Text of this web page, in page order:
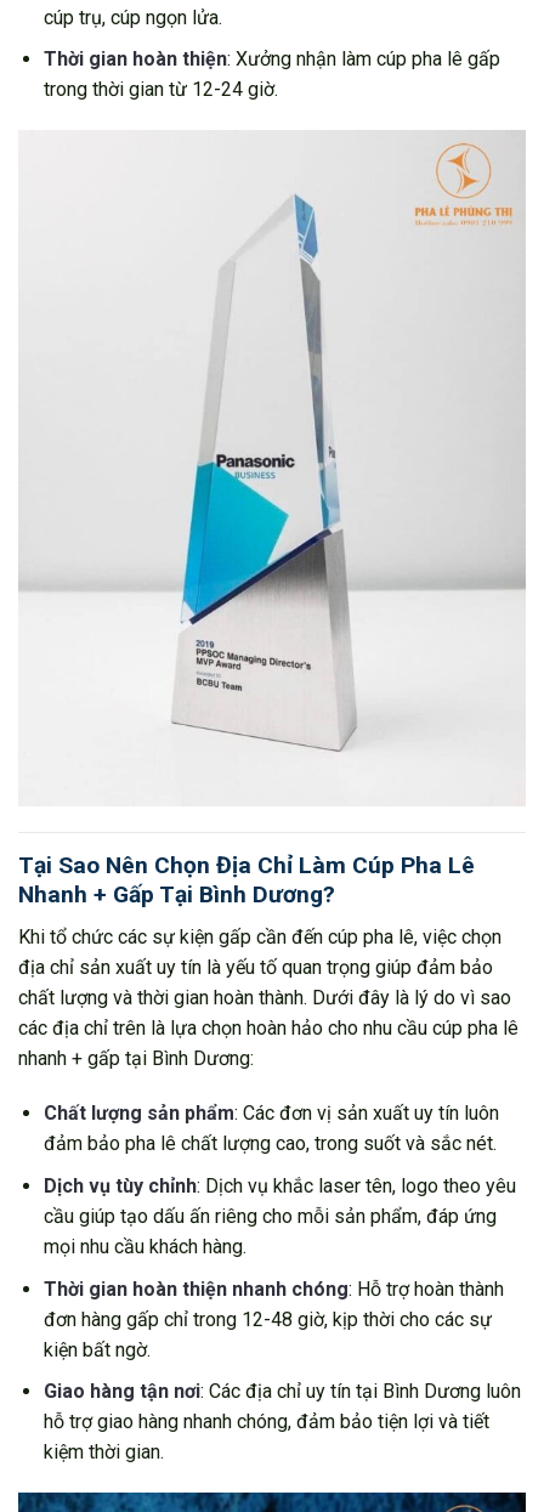
cúp trụ, cúp ngọn lửa.
Thời gian hoàn thiện: Xưởng nhận làm cúp pha lê gấp
trong thời gian từ 12-24 giờ.
Tại Sao Nên Chọn Địa Chỉ Làm Cúp Pha Lê
Nhanh + Gấp Tại Bình Dương?
Khi tổ chức các sự kiện gấp cần đến cúp pha lê, việc chọn
địa chỉ sản xuất uy tín là yếu tố quan trọng giúp đảm bảo
chất lượng và thời gian hoàn thành. Dưới đây là lý do vì sao
các địa chỉ trên là lựa chọn hoàn hảo cho nhu cầu cúp pha lê
nhanh + gấp tại Bình Dương:
Chất lượng sản phẩm: Các đơn vị sản xuất uy tín luôn
đảm bảo pha lê chất lượng cao, trong suốt và sắc nét.
Dịch vụ tùy chỉnh: Dịch vụ khắc laser tên, logo theo yêu
cầu giúp tạo dấu ấn riêng cho mỗi sản phẩm, đáp ứng
mọi nhu cầu khách hàng.
Thời gian hoàn thiện nhanh chóng: Hỗ trợ hoàn thành
đơn hàng gấp chỉ trong 12-48 giờ, kịp thời cho các sự
kiện bất ngờ.
Giao hàng tận nơi: Các địa chỉ uy tín tại Bình Dương luôn
hỗ trợ giao hàng nhanh chóng, đảm bảo tiện lợi và tiết
kiệm thời gian.